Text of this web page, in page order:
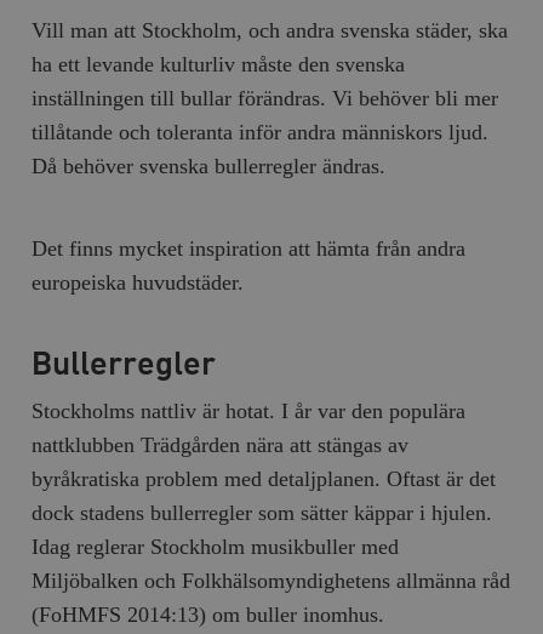
Vill man att Stockholm, och andra svenska städer, ska
ha ett levande kulturliv måste den svenska
inställningen till bullar förändras. Vi behöver bli mer
tillåtande och toleranta inför andra människors ljud.
Då behöver svenska bullerregler ändras.
Det finns mycket inspiration att hämta från andra
europeiska huvudstäder.
Bullerregler
Stockholms nattliv är hotat. I år var den populära
nattklubben Trädgården nära att stängas av
byråkratiska problem med detaljplanen. Oftast är det
dock stadens bullerregler som sätter käppar i hjulen.
Idag reglerar Stockholm musikbuller med
Miljöbalken och Folkhälsomyndighetens allmänna råd
(FoHMFS 2014:13) om buller inomhus.